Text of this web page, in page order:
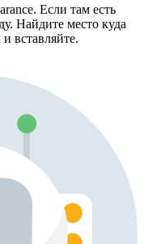
Если там есть
Найдите место куда
вставляйте.